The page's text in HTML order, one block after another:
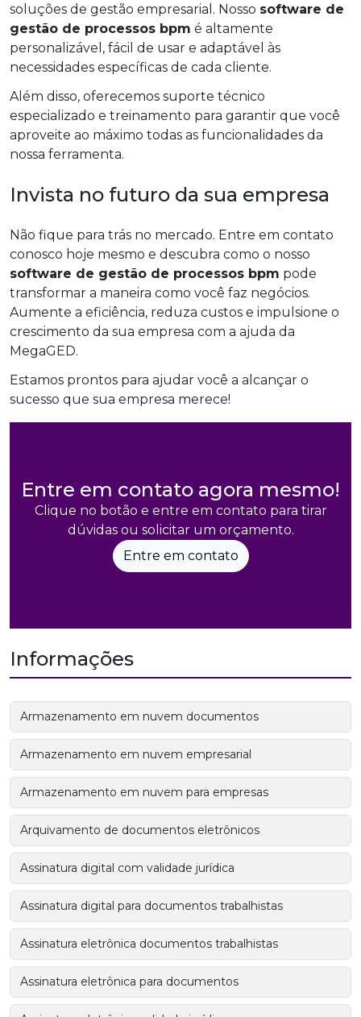
soluções de gestão empresarial. Nosso software de
gestão de processos bpm é altamente
personalizável, fácil de usar e adaptável às
necessidades específicas de cada cliente.
Além disso, oferecemos suporte técnico
especializado e treinamento para garantir que você
aproveite ao máximo todas as funcionalidades da
nossa ferramenta.
Invista no futuro da sua empresa
Não fique para trás no mercado. Entre em contato
conosco hoje mesmo e descubra como o nosso
software de gestão de processos bpm pode
transformar a maneira como você faz negócios.
Aumente a eficiência, reduza custos e impulsione o
crescimento da sua empresa com a ajuda da
MegaGED.
Estamos prontos para ajudar você a alcançar o
sucesso que sua empresa merece!
Entre em contato agora mesmo!
Clique no botão e entre em contato para tirar
dúvidas ou solicitar um orçamento.
Entre em contato
Informações
Armazenamento em nuvem documentos
Armazenamento em nuvem empresarial
Armazenamento em nuvem para empresas
Arquivamento de documentos eletrônicos
Assinatura digital com validade jurídica
Assinatura digital para documentos trabalhistas
Assinatura eletrônica documentos trabalhistas
Assinatura eletrônica para documentos